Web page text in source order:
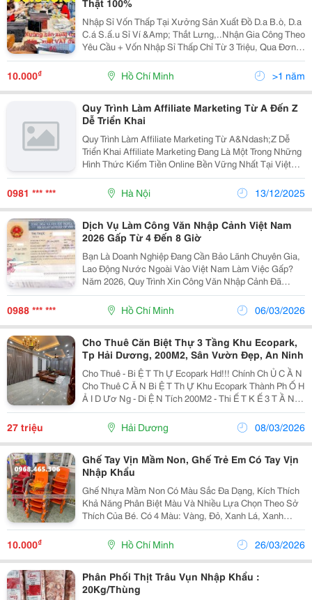
Thật 100%
Nhập Sỉ Vốn Thấp Tại Xưởng Sản Xuất Đồ D.a B.ò, D.a
C.á S.ấ.u Sỉ Ví &Amp; Thắt Lưng,..Nhận Gia Công Theo
Yêu Cầu + Vốn Nhập Sỉ Thấp Chỉ Từ 3 Triệu, Qua Đơn
Sau 1 Cái Vẫn Tính Giá Sỉ + Nhập Hàng Tại Xưởng
Không Qua Trung...
10.000₫ Hồ Chí Minh >1 năm
Quy Trình Làm Affiliate Marketing Từ A Đến Z
Dễ Triển Khai
Quy Trình Làm Affiliate Marketing Từ A&Ndash;Z Dễ
Triển Khai Affiliate Marketing Đang Là Một Trong Những
Hình Thức Kiếm Tiền Online Bền Vững Nhất Tại Việt
Nam. Không Cần Vốn Nhập Hàng, Không Ôm Sản
Phẩm, Người Mới Vẫn Có Thể Tạo Thu Nhập Nếu Đi...
0981 *** *** Hà Nội 13/12/2025
Dịch Vụ Làm Công Văn Nhập Cảnh Việt Nam
2026 Gấp Từ 4 Đến 8 Giờ
Bạn Là Doanh Nghiệp Đang Cần Bảo Lãnh Chuyên Gia,
Lao Động Nước Ngoài Vào Việt Nam Làm Việc Gấp?
Năm 2026, Quy Trình Xin Công Văn Nhập Cảnh Đã
Được Chuyển Đổi Hoàn Toàn Sang Cổng Dịch Vụ Công
Quốc Gia. Công Ty Du Lịch Thanh Niên Mới Chuyên
Cung Cấp...
0988 *** *** Hồ Chí Minh 06/03/2026
Cho Thuê Căn Biệt Thự 3 Tầng Khu Ecopark,
Tp Hải Dương, 200M2, Sân Vườn Đẹp, An Ninh
Cho Thuê - Bi Ệ T Th Ự Ecopark Hd!!! Chính Ch Ủ C Ầ N
Cho Thuê C Ă N Bi Ệ T Th Ự Khu Ecopark Thành Ph Ố H
Ả I D Ươ Ng - Di Ệ N Tích 200M2 - Thi Ế T K Ế 3 T Ầ Ng
Bao G Ồ M Phòng Ng Ủ , Phòng Khách, B Ế P, V Ệ Sinh,
Sân V Ườ N - Nhà Đẹ P, Hi Ệ...
27 triệu Hải Dương 08/03/2026
Ghế Tay Vịn Mầm Non, Ghế Trẻ Em Có Tay Vịn
Nhập Khẩu
Ghế Nhựa Mầm Non Có Màu Sắc Đa Dạng, Kích Thích
Khả Năng Phân Biệt Màu Và Nhiều Lựa Chọn Theo Sở
Thích Của Bé. Có 4 Màu: Vàng, Đỏ, Xanh Lá, Xanh
Dương. Lòng Ghế Nhựa Được Thiết Kế Hơi Trũng
Xuống Giúp Bé Ngồi Vững, Êm Hơn, Chân Ghế Được
Thiết Kế...
10.000₫ Hồ Chí Minh 26/03/2026
Phân Phối Thịt Trâu Vụn Nhập Khẩu :
20Kg/Thùng